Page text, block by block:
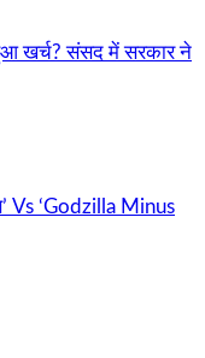
खर्च? संसद में सरकार ने
Vs ‘Godzilla Minus